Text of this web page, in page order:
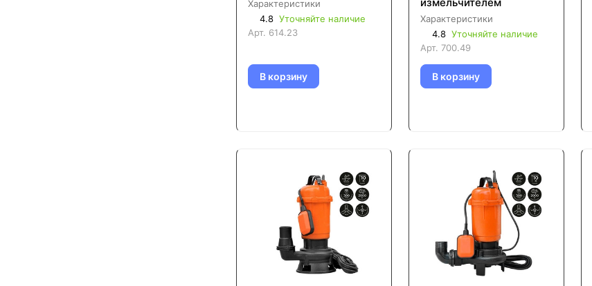
Характеристики
4.8 Уточняйте наличие
Арт. 614.23
В корзину
Характеристики
4.8 Уточняйте наличие
Арт. 700.49
В корзину